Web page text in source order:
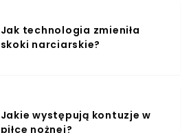
Jak technologia zmieniła
skoki narciarskie?
Jakie występują kontuzje w
piłce nożnej?